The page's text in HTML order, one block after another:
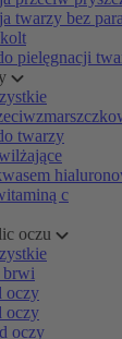
twarzy bez
pielęgnacji
twarzy
c
oczu
brwi
oczy
oczy
oczy